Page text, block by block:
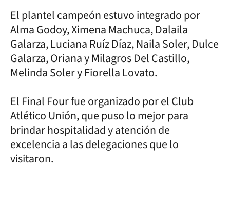
El plantel campeón estuvo integrado por
Alma Godoy, Ximena Machuca, Dalaila
Galarza, Luciana Ruíz Díaz, Naila Soler, Dulce
Galarza, Oriana y Milagros Del Castillo,
Melinda Soler y Fiorella Lovato.
El Final Four fue organizado por el Club
Atlético Unión, que puso lo mejor para
brindar hospitalidad y atención de
excelencia a las delegaciones que lo
visitaron.